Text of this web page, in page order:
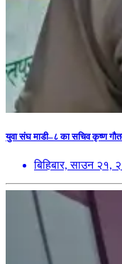
युवा संघ माडी–८ का सचिव कृष्ण
बिहिबार, साउन २१,